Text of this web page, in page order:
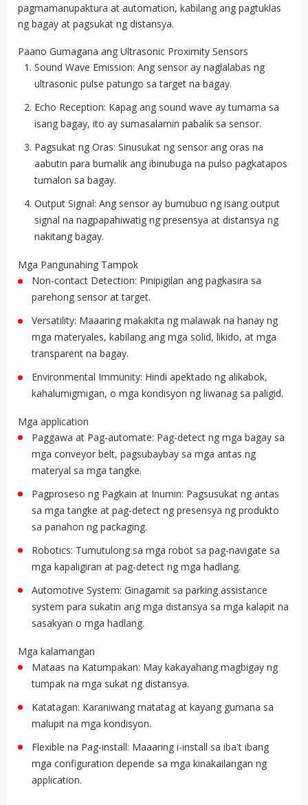
pagmamanupaktura at automation, kabilang ang pagtuklas
ng bagay at pagsukat ng distansya.
Paano Gumagana ang Ultrasonic Proximity Sensors
Sound Wave Emission: Ang sensor ay naglalabas ng
ultrasonic pulse patungo sa target na bagay.
Echo Reception: Kapag ang sound wave ay tumama sa
isang bagay, ito ay sumasalamin pabalik sa sensor.
Pagsukat ng Oras: Sinusukat ng sensor ang oras na
aabutin para bumalik ang ibinubuga na pulso pagkatapos
tumalon sa bagay.
Output Signal: Ang sensor ay bumubuo ng isang output
signal na nagpapahiwatig ng presensya at distansya ng
nakitang bagay.
Mga Pangunahing Tampok
Non-contact Detection: Pinipigilan ang pagkasira sa
parehong sensor at target.
Versatility: Maaaring makakita ng malawak na hanay ng
mga materyales, kabilang ang mga solid, likido, at mga
transparent na bagay.
Environmental Immunity: Hindi apektado ng alikabok,
kahalumigmigan, o mga kondisyon ng liwanag sa paligid.
Mga application
Paggawa at Pag-automate: Pag-detect ng mga bagay sa
mga conveyor belt, pagsubaybay sa mga antas ng
materyal sa mga tangke.
Pagproseso ng Pagkain at Inumin: Pagsusukat ng antas
sa mga tangke at pag-detect ng presensya ng produkto
sa panahon ng packaging.
Robotics: Tumutulong sa mga robot sa pag-navigate sa
mga kapaligiran at pag-detect ng mga hadlang.
Automotive System: Ginagamit sa parking assistance
system para sukatin ang mga distansya sa mga kalapit na
sasakyan o mga hadlang.
Mga kalamangan
Mataas na Katumpakan: May kakayahang magbigay ng
tumpak na mga sukat ng distansya.
Katatagan: Karaniwang matatag at kayang gumana sa
malupit na mga kondisyon.
Flexible na Pag-install: Maaaring i-install sa iba't ibang
mga configuration depende sa mga kinakailangan ng
application.